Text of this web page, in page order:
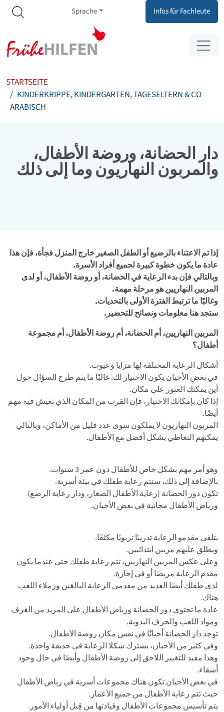
Zum Inhalt springen
Zur Navigation springen
Meta Navigation
Sprache Infos für Fachleute
STARTSEITE
KINDERKRIPPE, KINDERGARTEN, TAGESELTERN & CO
ARABISCH
دار الحضانة، وروضة الأطفال،
والمربون النهاريون وما إلى ذلك
إذا تم الاعتناء بالرضيع أو الطفل الصغير خارج المنزل فجأة، فإن هذا
عادة ما يكون خطوة كبيرة لجميع أفراد الأسرة.
وبالتالي فإن بدء الرعاية في الحضانة، أو روضة الأطفال، أو لدى
المربين النهاريين هو مرحلة مهمة.
وغالبًا ما ترتبط الفترة الأولى بالتحديات.
ستجد هنا معلومات ونصائح للتحضير.
المربين النهاريين، أم الحضانة، أم روضة الأطفال، أم مجموعة
أطفال؟
أشكال الرعاية المختلفة لها مزايا وعيوب.
في بعض الأحيان يكون الاختيار لك. غالبًا ما يتم طرح السؤال حول
أين يمكنك العثور على مكان.
إذا كان بإمكانك الاختيار، فإن القرب من المكان الذي تعيش فيه مهم
أيضًا.
المربون النهاريون لا يملكون سوى عدد قليل من الأماكن، وبالتالي
يمكنهم التعاطي بشكل أفضل مع الأطفال.
وهو أمر مهم بشكل خاص للأطفال دون عمر 3 سنوات.
بالإضافة إلى ذلك، ستتم رعاية طفلك في بيئة أسرية.
تكون دور الحضانة (رعاية الأطفال الصغار، ودار رعاية الرضع)
ورياض الأطفال مجانية في بعض الأحيان.
يتلقى مقدمو الرعاية تدريبًا تربويًا مكثفًا.
ويطلق عليهم مربين ابتدائيين.
وعلى عكس المربين النهاريين، تتم رعاية طفلك حتى عندما يكون
مقدم الرعاية مريضًا أو في إجازة.
لدى طفلك أيضًا العديد من مقدمي الرعاية البالغين وزملاء اللعب
هناك.
عادة ما تحتوي دور الحضانة ورياض الأطفال على المزيد من الغرف
ومواد اللعب والحرف اليدوية.
توجد دار الحضانة أحيانًا في نفس مكان روضة الأطفال.
وفي كثير من الأحيان، يشترك شكلا الرعاية في حديقة واحدة.
وهذا مفيد للتغيير اللاحق إلى روضة الأطفال وأيضًا في حال وجود
أشقاء.
في بعض الأحيان تكون هناك مجموعات أسرية في رياض الأطفال
حيث تتم رعاية الأطفال من جميع الأعمار.
يتم تأسيس مجموعات الأطفال وقيادتها من قِبل أولياء الأمور.